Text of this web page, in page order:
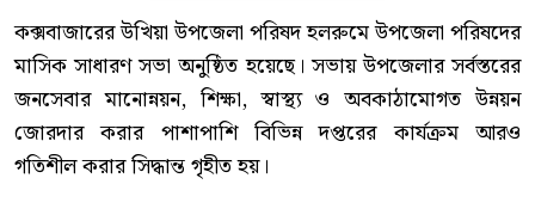
‎কক্সবাজারের উখিয়া উপজেলা পরিষদ হলরুমে উপজেলা পরিষদের
মাসিক সাধারণ সভা অনুষ্ঠিত হয়েছে। সভায় উপজেলার সর্বস্তরের
জনসেবার মানোন্নয়ন, শিক্ষা, স্বাস্থ্য ও অবকাঠামোগত উন্নয়ন
জোরদার করার পাশাপাশি বিভিন্ন দপ্তরের কার্যক্রম আরও
গতিশীল করার সিদ্ধান্ত গৃহীত হয়।